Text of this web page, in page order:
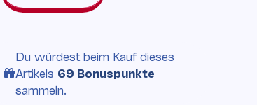
Du würdest beim Kauf dieses
Artikels 69 Bonuspunkte
sammeln.